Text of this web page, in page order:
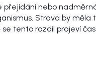
přejídání nebo
Strava by měla
se tento rozdíl projeví